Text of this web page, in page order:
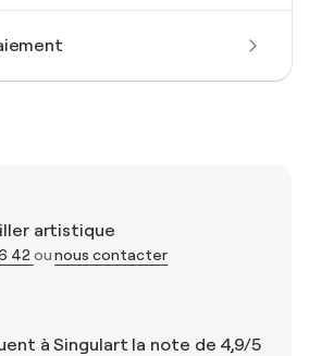
artistique
42 ounous contacter
à Singulart la note de 4,9/5